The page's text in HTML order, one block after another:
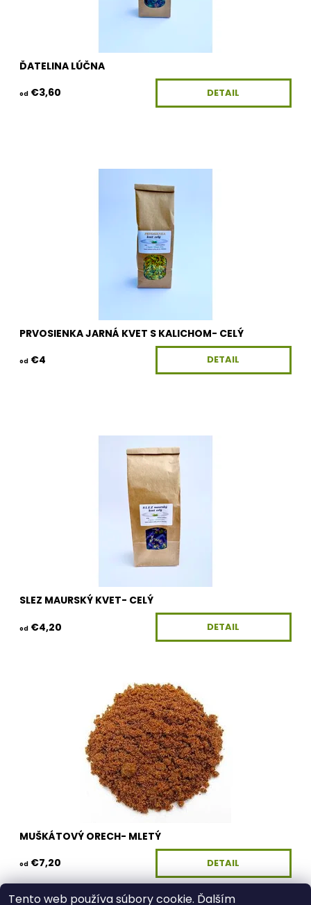
ĎATELINA LÚČNA
od €3,60 DETAIL
Skladom
100G-KV-PRVOSIENKAKKC
PRVOSIENKA JARNÁ KVET S KALICHOM- CELÝ
od €4 DETAIL
Skladom
100G-KV-SLEZMC
SLEZ MAURSKÝ KVET- CELÝ
od €4,20 DETAIL
100G-KV-MUSKATM
MUŠKÁTOVÝ ORECH- MLETÝ
od €7,20 DETAIL
Tento web používa súbory cookie. Ďalším